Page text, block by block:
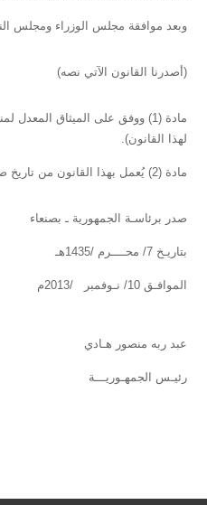
وبعد موافقة مجلس الوزراء ومجلس
(أصدرنا القانون الآتي نصه)
مادة (1) ووفق على الميثاق
لهذا القانون).
مادة (2) يُعمل بهذا القانون من تاريخ صدوره وينشر في الجريدة الرسمية.
صدر برئاسـة الجمهورية ـ بصنعاء
بتاريـخ 7/ محــــرم /1435هـ
الموافـق 10/ نـوفمبر /2013م
عبد ربه منصور هـادي
رئيـس الجمهـوريـــة